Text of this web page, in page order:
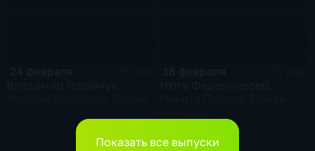
Показать все выпуски